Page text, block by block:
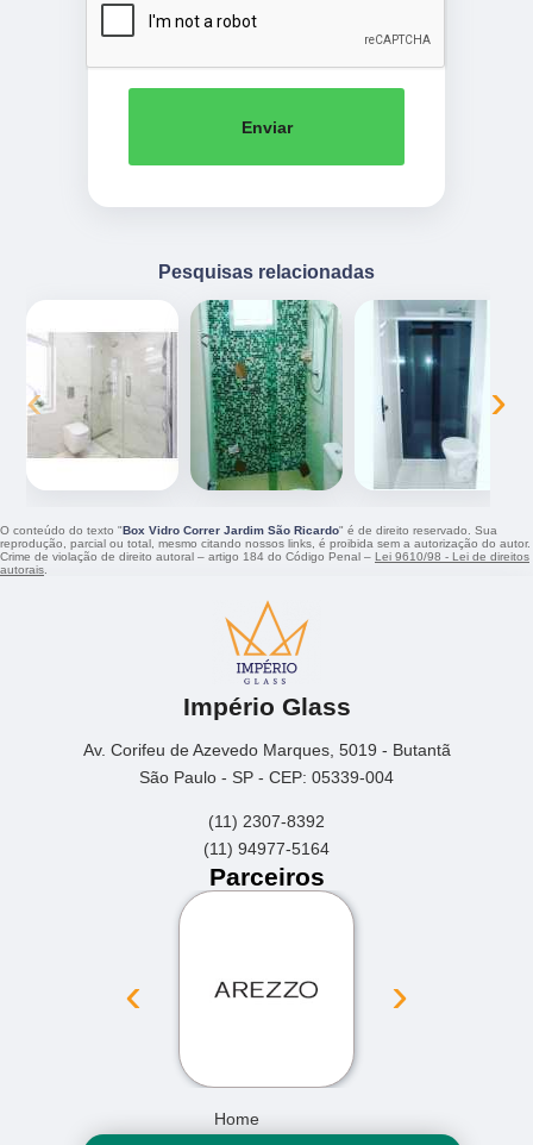
Enviar
Pesquisas relacionadas
‹ ›
O conteúdo do texto "Box Vidro Correr Jardim São Ricardo" é de direito reservado. Sua
reprodução, parcial ou total, mesmo citando nossos links, é proibida sem a autorização do autor.
Crime de violação de direito autoral – artigo 184 do Código Penal – Lei 9610/98 - Lei de direitos
autorais
Império Glass
Av. Corifeu de Azevedo Marques, 5019 - Butantã
São Paulo - SP - CEP: 05339-004
(11) 2307-8392
(11) 94977-5164
Parceiros
‹ ›
Home